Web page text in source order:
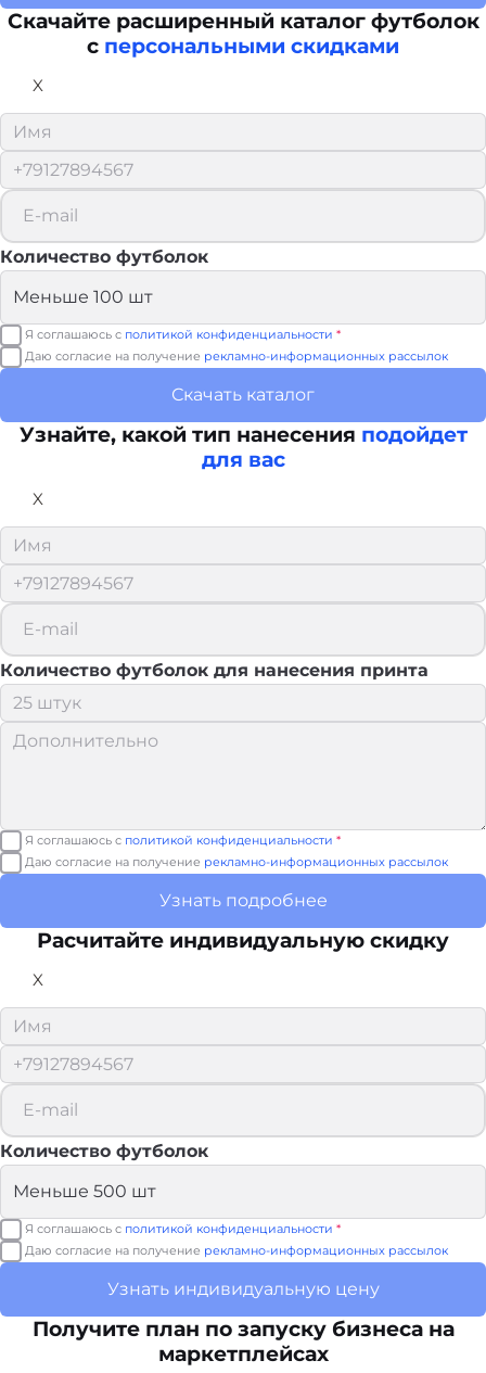
Скачайте расширенный каталог футболок
с персональными скидками
X
Количество футболок
Я соглашаюсь с политикой конфиденциальности *
Даю согласие на получение рекламно-информационных рассылок
Скачать каталог
Узнайте, какой тип нанесения подойдет
для вас
X
Количество футболок для нанесения принта
Я соглашаюсь с политикой конфиденциальности *
Даю согласие на получение рекламно-информационных рассылок
Узнать подробнее
Расчитайте индивидуальную скидку
X
Количество футболок
Я соглашаюсь с политикой конфиденциальности *
Даю согласие на получение рекламно-информационных рассылок
Узнать индивидуальную цену
Получите план по запуску бизнеса на
маркетплейсах